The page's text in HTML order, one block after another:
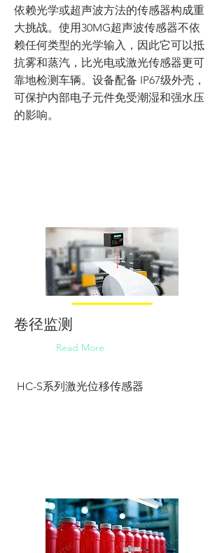
依赖光学或超声波方法的传感器构成重
大挑战。使用30MG超声波传感器不依
赖任何类型的光学输入，因此它可以抵
抗雾和蒸汽，比光电或激光传感器更可
靠地检测车辆。设备配备 IP67级外壳，
可保护内部电子元件免受潮湿和强水压
的影响。
卷径监测
Read More
HC-S系列激光位移传感器